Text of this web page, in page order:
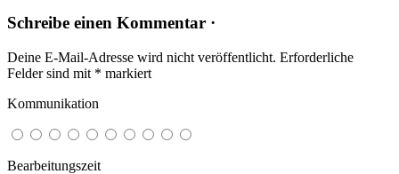
Schreibe einen Kommentar ·
Deine E-Mail-Adresse wird nicht veröffentlicht. Erforderliche
Felder sind mit * markiert
Kommunikation
Bearbeitungszeit